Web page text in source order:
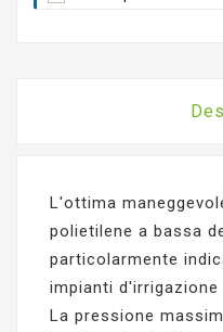
L'ottima
polietilene a bassa
particolarmente
impianti
La pressione